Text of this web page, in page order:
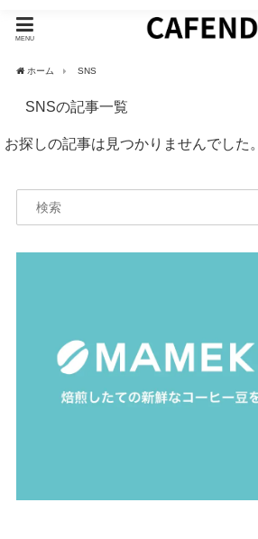
MENU
ホーム SNS
SNSの記事一覧
お探しの記事は見つかりませんでした。